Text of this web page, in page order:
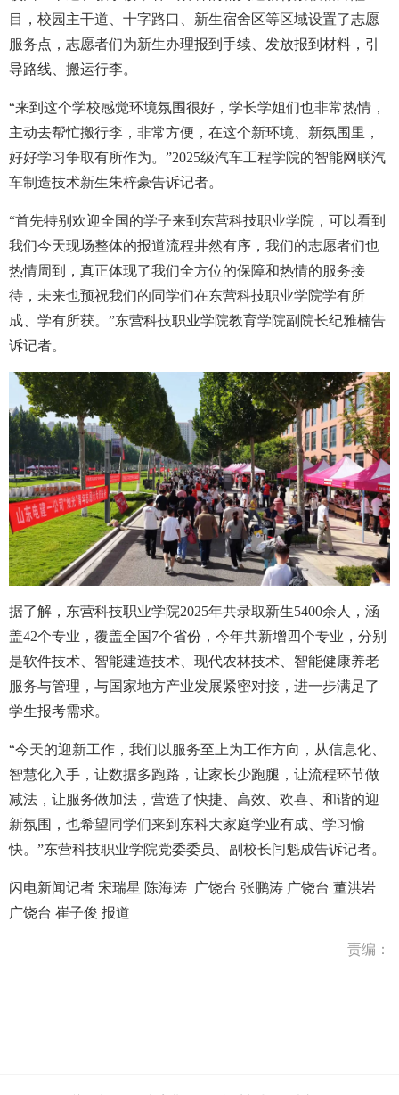
目，校园主干道、十字路口、新生宿舍区等区域设置了志愿
服务点，志愿者们为新生办理报到手续、发放报到材料，引
导路线、搬运行李。
“来到这个学校感觉环境氛围很好，学长学姐们也非常热情，
主动去帮忙搬行李，非常方便，在这个新环境、新氛围里，
好好学习争取有所作为。”2025级汽车工程学院的智能网联汽
车制造技术新生朱梓豪告诉记者。
“首先特别欢迎全国的学子来到东营科技职业学院，可以看到
我们今天现场整体的报道流程井然有序，我们的志愿者们也
热情周到，真正体现了我们全方位的保障和热情的服务接
待，未来也预祝我们的同学们在东营科技职业学院学有所
成、学有所获。”东营科技职业学院教育学院副院长纪雅楠告
诉记者。
据了解，东营科技职业学院2025年共录取新生5400余人，涵
盖42个专业，覆盖全国7个省份，今年共新增四个专业，分别
是软件技术、智能建造技术、现代农林技术、智能健康养老
服务与管理，与国家地方产业发展紧密对接，进一步满足了
学生报考需求。
“今天的迎新工作，我们以服务至上为工作方向，从信息化、
智慧化入手，让数据多跑路，让家长少跑腿，让流程环节做
减法，让服务做加法，营造了快捷、高效、欢喜、和谐的迎
新氛围，也希望同学们来到东科大家庭学业有成、学习愉
快。”东营科技职业学院党委委员、副校长闫魁成告诉记者。
闪电新闻记者 宋瑞星 陈海涛 广饶台 张鹏涛 广饶台 董洪岩
广饶台 崔子俊 报道
责编：